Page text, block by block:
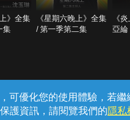
可優化您的使用體驗，若
護資訊，請閱覽我們的隱私
》全集
集
《星期六晚上》全集
/ 第一季第二集
《
亞綸
線上客服 服務條
中華電信股份有限公司個人家庭分公司 (